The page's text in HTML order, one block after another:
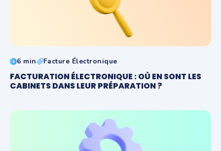
6 min Facture Électronique
FACTURATION ÉLECTRONIQUE : OÙ EN SONT LES
CABINETS DANS LEUR PRÉPARATION ?